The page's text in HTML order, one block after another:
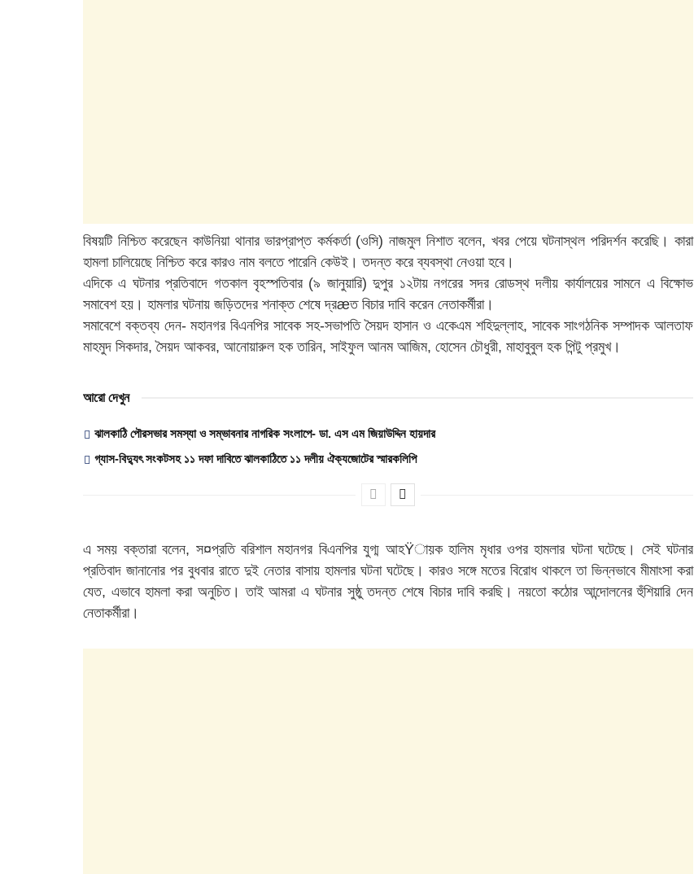
বিষয়টি নিশ্চিত করেছেন কাউনিয়া থানার ভারপ্রাপ্ত কর্মকর্তা (ওসি) নাজমুল নিশাত বলেন, খবর পেয়ে ঘটনাস্থল পরিদর্শন করেছি। কারা
হামলা চালিয়েছে নিশ্চিত করে কারও নাম বলতে পারেনি কেউই। তদন্ত করে ব্যবস্থা নেওয়া হবে।
এদিকে এ ঘটনার প্রতিবাদে গতকাল বৃহস্পতিবার (৯ জানুয়ারি) দুপুর ১২টায় নগরের সদর রোডস্থ দলীয় কার্যালয়ের সামনে এ বিক্ষোভ
সমাবেশ হয়। হামলার ঘটনায় জড়িতদের শনাক্ত শেষে দ্রæত বিচার দাবি করেন নেতাকর্মীরা।
সমাবেশে বক্তব্য দেন- মহানগর বিএনপির সাবেক সহ-সভাপতি সৈয়দ হাসান ও একেএম শহিদুল্লাহ, সাবেক সাংগঠনিক সম্পাদক আলতাফ
মাহমুদ সিকদার, সৈয়দ আকবর, আনোয়ারুল হক তারিন, সাইফুল আনম আজিম, হোসেন চৌধুরী, মাহাবুবুল হক পিন্টু প্রমুখ।
আরো দেখুন
ঝালকাঠি পৌরসভার সমস্যা ও সম্ভাবনার নাগরিক সংলাপে- ডা. এস এম জিয়াউদ্দিন হায়দার
গ্যাস-বিদ্যুৎ সংকটসহ ১১ দফা দাবিতে ঝালকাঠিতে ১১ দলীয় ঐক্যজোটের স্মারকলিপি
এ সময় বক্তারা বলেন, স¤প্রতি বরিশাল মহানগর বিএনপির যুগ্ম আহŸায়ক হালিম মৃধার ওপর হামলার ঘটনা ঘটেছে। সেই ঘটনার
প্রতিবাদ জানানোর পর বুধবার রাতে দুই নেতার বাসায় হামলার ঘটনা ঘটেছে। কারও সঙ্গে মতের বিরোধ থাকলে তা ভিন্নভাবে মীমাংসা করা
যেত, এভাবে হামলা করা অনুচিত। তাই আমরা এ ঘটনার সুষ্ঠু তদন্ত শেষে বিচার দাবি করছি। নয়তো কঠোর আন্দোলনের হুঁশিয়ারি দেন
নেতাকর্মীরা।